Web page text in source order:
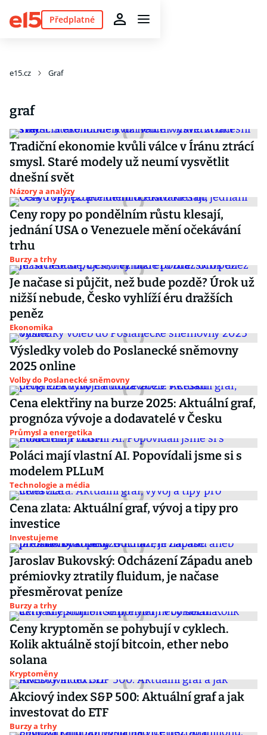
Předplatné
e15.cz Graf
graf
Tradiční ekonomie kvůli válce v Íránu ztrácí
smysl. Staré modely už neumí vysvětlit
dnešní svět
Názory a analýzy
Ceny ropy po pondělním růstu klesají,
jednání USA o Venezuele mění očekávání
trhu
Burzy a trhy
Je načase si půjčit, než bude pozdě? Úrok už
nižší nebude, Česko vyhlíží éru dražších
peněz
Ekonomika
Výsledky voleb do Poslanecké sněmovny
2025 online
Volby do Poslanecké sněmovny
Cena elektřiny na burze 2025: Aktuální graf,
prognóza vývoje a dodavatelé v Česku
Průmysl a energetika
Poláci mají vlastní AI. Popovídali jsme si s
modelem PLLuM
Technologie a média
Cena zlata: Aktuální graf, vývoj a tipy pro
investice
Investujeme
Jaroslav Bukovský: Odcházení Západu aneb
prémiovky ztratily fluidum, je načase
přesměrovat peníze
Burzy a trhy
Ceny kryptoměn se pohybují v cyklech.
Kolik aktuálně stojí bitcoin, ether nebo
solana
Kryptoměny
Akciový index S&P 500: Aktuální graf a jak
investovat do ETF
Burzy a trhy